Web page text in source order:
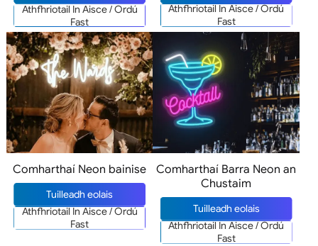
Athfhriotail In Aisce / Ordú
Fast
Athfhriotail In Aisce / Ordú
Fast
Comharthaí Neon bainise
Tuilleadh eolais
Athfhriotail In Aisce / Ordú
Fast
Comharthaí Barra Neon an
Chustaim
Tuilleadh eolais
Athfhriotail In Aisce / Ordú
Fast